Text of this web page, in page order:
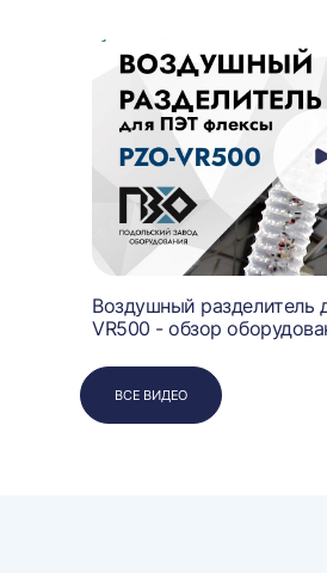
Воздушный разделитель
VR500 - обзор
ВСЕ ВИДЕО